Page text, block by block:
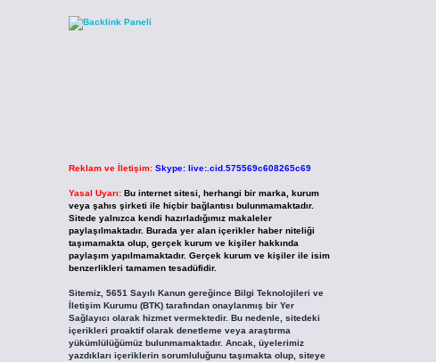
Reklam ve İletişim: Skype: live:.cid.575569c608265c69
Yasal Uyarı: Bu internet sitesi, herhangi bir marka, kurum
veya şahıs şirketi ile hiçbir bağlantısı bulunmamaktadır.
Sitede yalnızca kendi hazırladığımız makaleler
paylaşılmaktadır. Burada yer alan içerikler haber niteliği
taşımamakta olup, gerçek kurum ve kişiler hakkında
paylaşım yapılmamaktadır. Gerçek kurum ve kişiler ile isim
benzerlikleri tamamen tesadüfidir.
Sitemiz, 5651 Sayılı Kanun gereğince Bilgi Teknolojileri ve
İletişim Kurumu (BTK) tarafından onaylanmış bir Yer
Sağlayıcı olarak hizmet vermektedir. Bu nedenle, sitedeki
içerikleri proaktif olarak denetleme veya araştırma
yükümlülüğümüz bulunmamaktadır. Ancak, üyelerimiz
yazdıkları içeriklerin sorumluluğunu taşımakta olup, siteye